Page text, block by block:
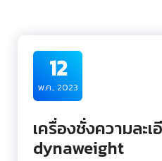
12
พ.ค., 2023
เครื่องชั่งความละ
dynaweight